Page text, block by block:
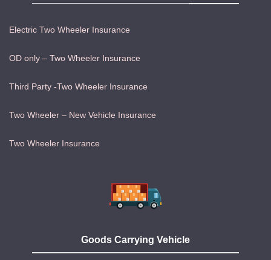
Electric Two Wheeler Insurance
OD only – Two Wheeler Insurance
Third Party -Two Wheeler Insurance
Two Wheeler – New Vehicle Insurance
Two Wheeler Insurance
Goods Carrying Vehicle